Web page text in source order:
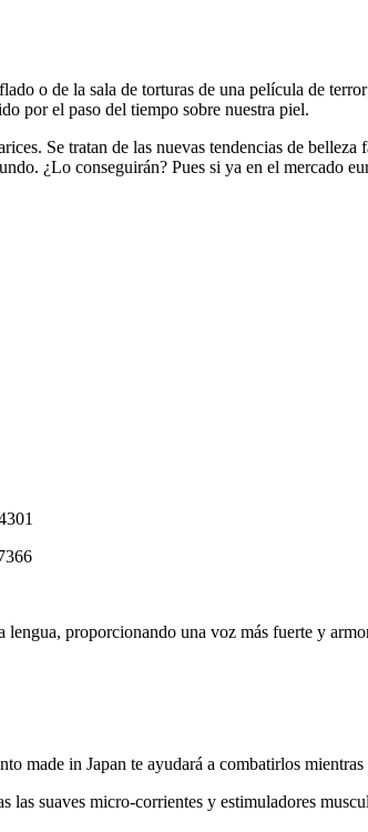
o de la sala de torturas de una película de
por el paso del tiempo sobre nuestra piel.
Se tratan de las nuevas tendencias de
¿Lo conseguirán? Pues si ya en el mercado
proporcionando una voz más fuerte y
made in Japan te ayudará a combatirlos mientras
suaves micro-corrientes y estimuladores